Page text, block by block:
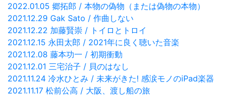
2022.01.05 郷拓郎 / 本物の偽物（または偽物の本物）
2021.12.29 Gak Sato / 作曲しない
2021.12.22 加藤賢崇 / トイロとトロイ
2021.12.15 永田太郎 / 2021年に良く聴いた音楽
2021.12.08 藤本功一 / 初期衝動
2021.12.01 三宅治子 / 貝のはなし
2021.11.24 冷水ひとみ / 未来がきた! 感涙モノのiPad楽器
2021.11.17 松前公高 / 大阪、渡し船の旅